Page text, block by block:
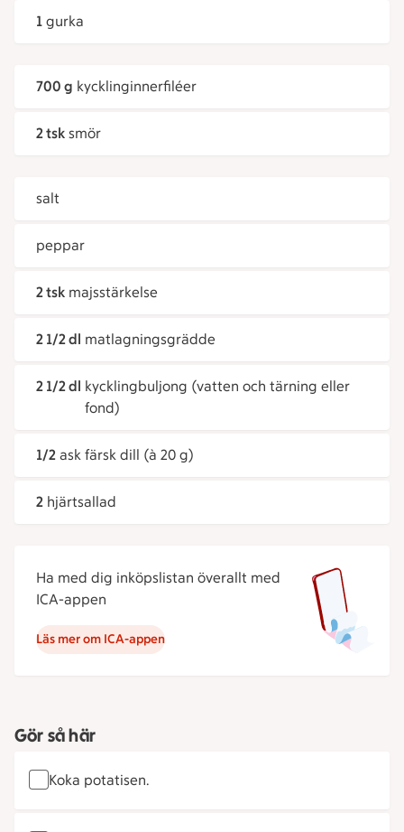
1 gurka
700 g kycklinginnerfiléer
2 tsk smör
salt
peppar
2 tsk majsstärkelse
2 1/2 dl matlagningsgrädde
2 1/2 dl kycklingbuljong (vatten och tärning eller
fond)
1/2 ask färsk dill (à 20 g)
2 hjärtsallad
Ha med dig inköpslistan överallt med
ICA-appen
Läs mer om ICA-appen
Gör så här
Koka potatisen.